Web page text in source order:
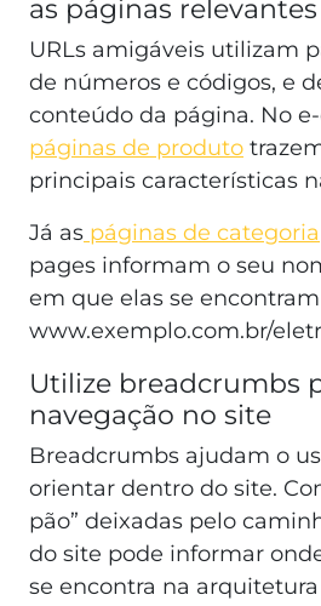
as páginas relevantes
URLs amigáveis utilizam
de números e códigos, e
conteúdo da página. No
páginas de produto
principais características
Já as páginas de categoria
pages informam o seu
em que elas se encontram
www.exemplo.com.br/
Utilize breadcrumbs
navegação no site
Breadcrumbs ajudam o
orientar dentro do site.
pão” deixadas pelo
do site pode informar
se encontra na